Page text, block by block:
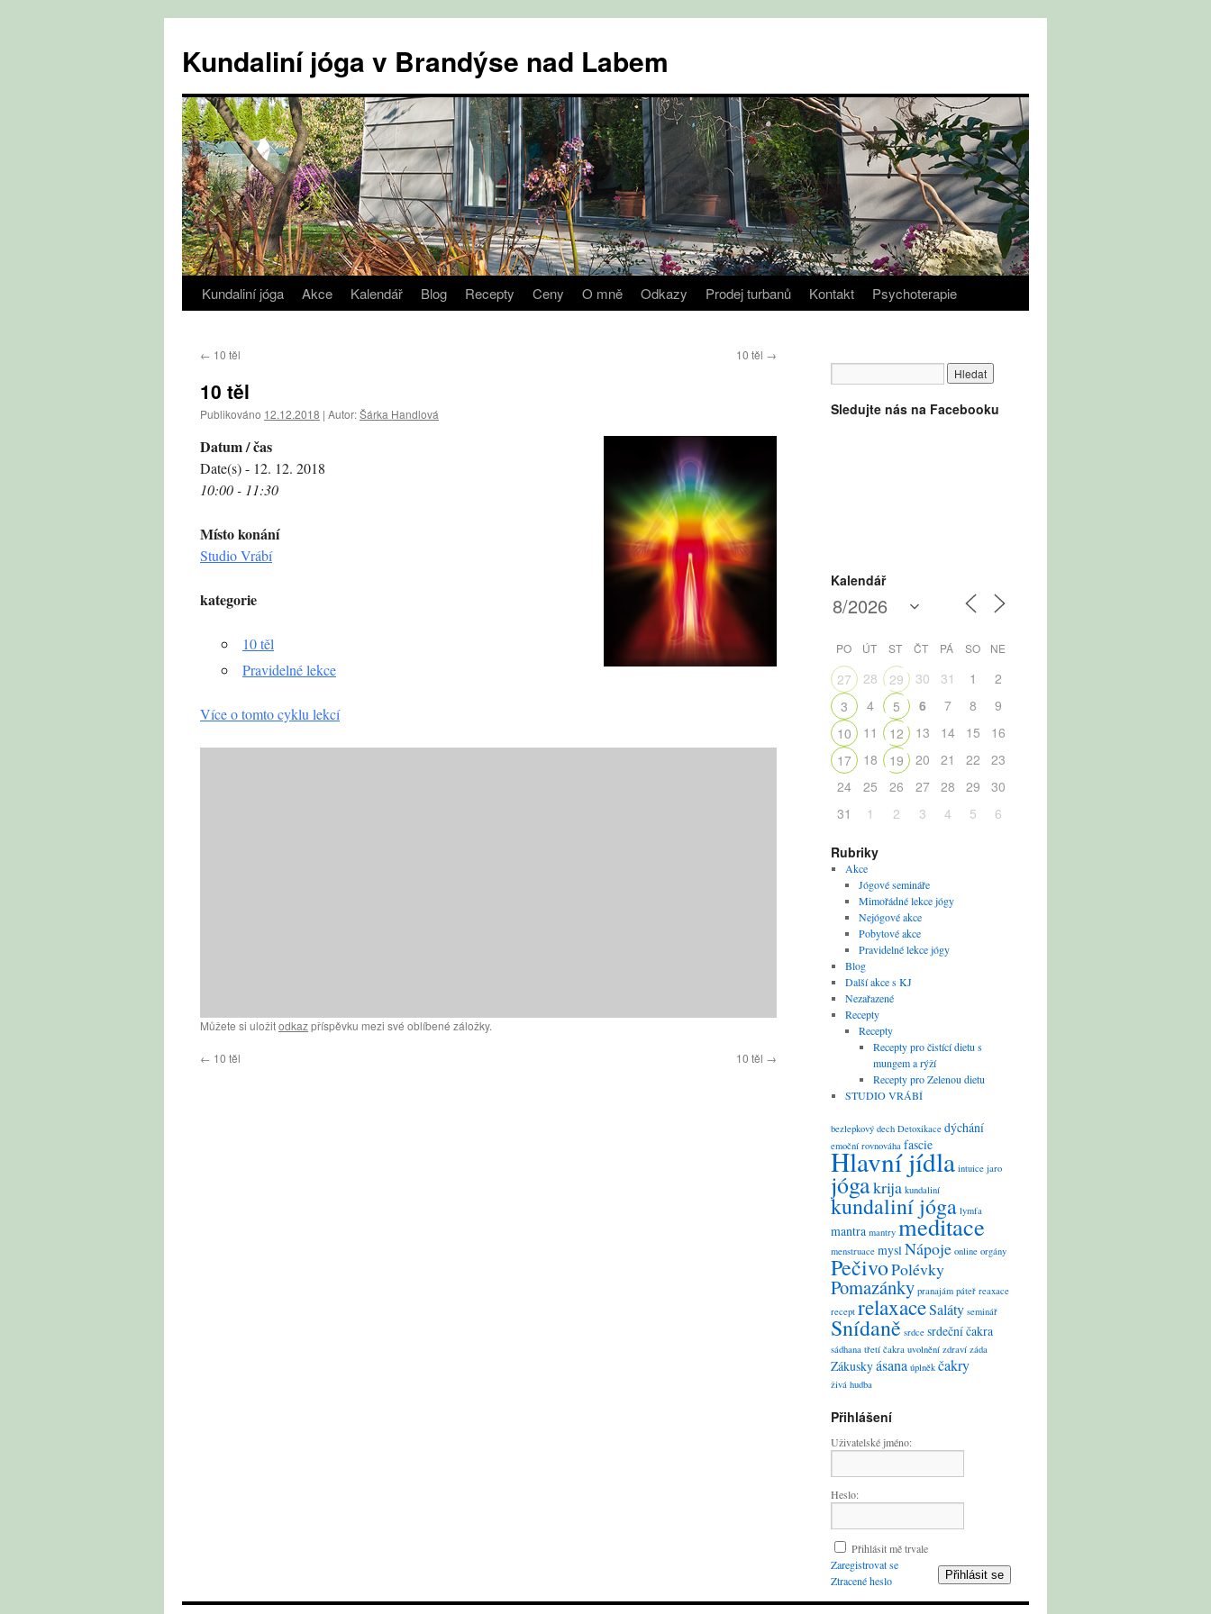
obsahu
webu
Kundaliní jóga v Brandýse nad Labem
Kundaliní jóga Akce Kalendář Blog Recepty Ceny O mně Odkazy Prodej turbanů Kontakt Psychoterapie
← 10 těl 10 těl →
10 těl
Publikováno 12.12.2018 | Autor:Šárka Handlová
Datum / čas
Date(s) - 12. 12. 2018
10:00 - 11:30
Místo konání
Studio Vrábí
kategorie
10 těl
Pravidelné lekce
Více o tomto cyklu lekcí
Můžete si uložitodkazpříspěvku mezi své oblíbené záložky.
← 10 těl 10 těl →
Sledujte nás na Facebooku
Kalendář
PO ÚT ST ČT PÁ SO NE
27 28 29 30 31 1
2
3
4 5 6 7 8
9
10
11 12 13 14 15
16
17
18 19 20 21 22
23
24
25 26 27 28 29
30
31
1 2 3 4 5 6
Rubriky
Akce
Jógové semináře
Mimořádné lekce jógy
Nejógové akce
Pobytové akce
Pravidelné lekce jógy
Blog
Další akce s KJ
Nezařazené
Recepty
Recepty
Recepty pro čistící dietu s
mungem a rýží
Recepty pro Zelenou dietu
STUDIO VRÁBÍ
bezlepkový dech Detoxikace dýchání
emoční rovnováha fascie
Hlavní jídla intuice jaro
jógakrija kundaliní
kundaliní jóga lymfa
mantra mantry meditace
menstruace myslNápoje online orgány
PečivoPolévky
Pomazánky pranajám páteř reaxace
recept relaxaceSaláty seminář
Snídaně srdce srdeční čakra
sádhana třetí čakra uvolnění zdraví záda
Zákuskyásana úplněk čakry
živá hudba
Přihlášení
Uživatelské jméno:
Heslo:
Přihlásit mě trvale
Přihlásit se
Zaregistrovat se
Ztracené heslo